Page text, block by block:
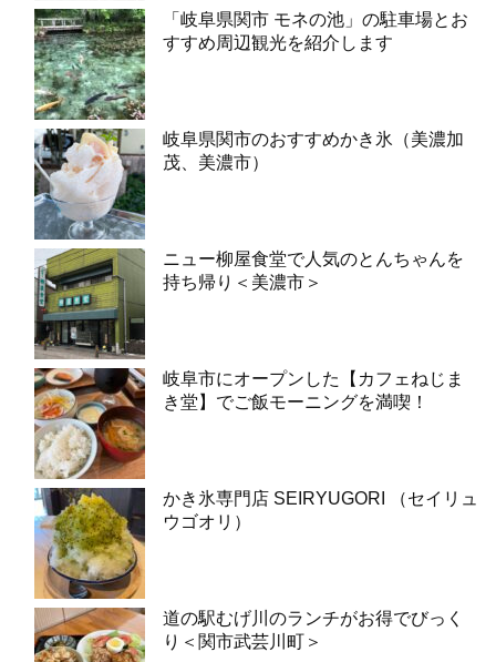
「岐阜県関市 モネの池」の駐車場とお
すすめ周辺観光を紹介します
岐阜県関市のおすすめかき氷（美濃加
茂、美濃市）
ニュー柳屋食堂で人気のとんちゃんを
持ち帰り＜美濃市＞
岐阜市にオープンした【カフェねじま
き堂】でご飯モーニングを満喫！
かき氷専門店 SEIRYUGORI （セイリュ
ウゴオリ）
道の駅むげ川のランチがお得でびっく
り＜関市武芸川町＞